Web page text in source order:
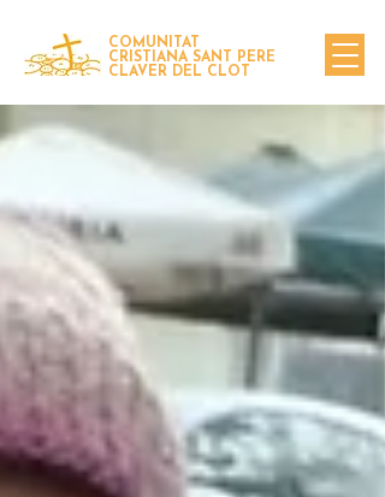
COMUNITAT
CRISTIANA SANT PERE
CLAVER DEL CLOT